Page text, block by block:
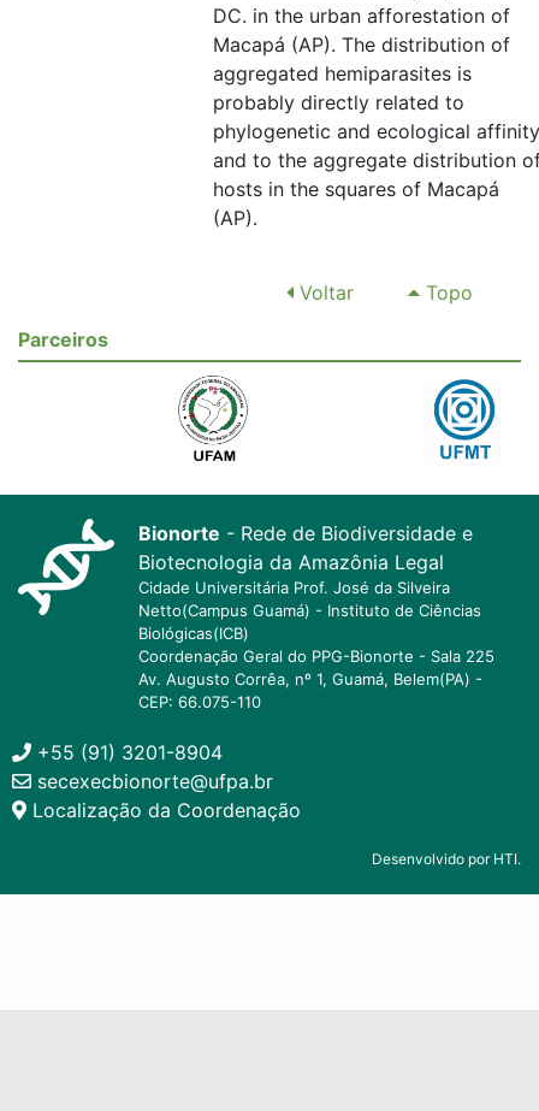
DC. in the urban afforestation of
Macapá (AP). The distribution of
aggregated hemiparasites is
probably directly related to
phylogenetic and ecological affinity
and to the aggregate distribution
hosts in the squares of Macapá
(AP).
Voltar
Topo
Parceiros
Bionorte - Rede de Biodiversidade e
Biotecnologia da Amazônia Legal
Cidade Universitária Prof. José da Silveira
Netto(Campus Guamá) - Instituto de Ciências
Biológicas(ICB)
Coordenação Geral do PPG-Bionorte - Sala 225
Av. Augusto Corrêa, nº 1, Guamá, Belem(PA) -
CEP: 66.075-110
+55 (91) 3201-8904
secexecbionorte@ufpa.br
Localização da Coordenação
Desenvolvido por HTI.